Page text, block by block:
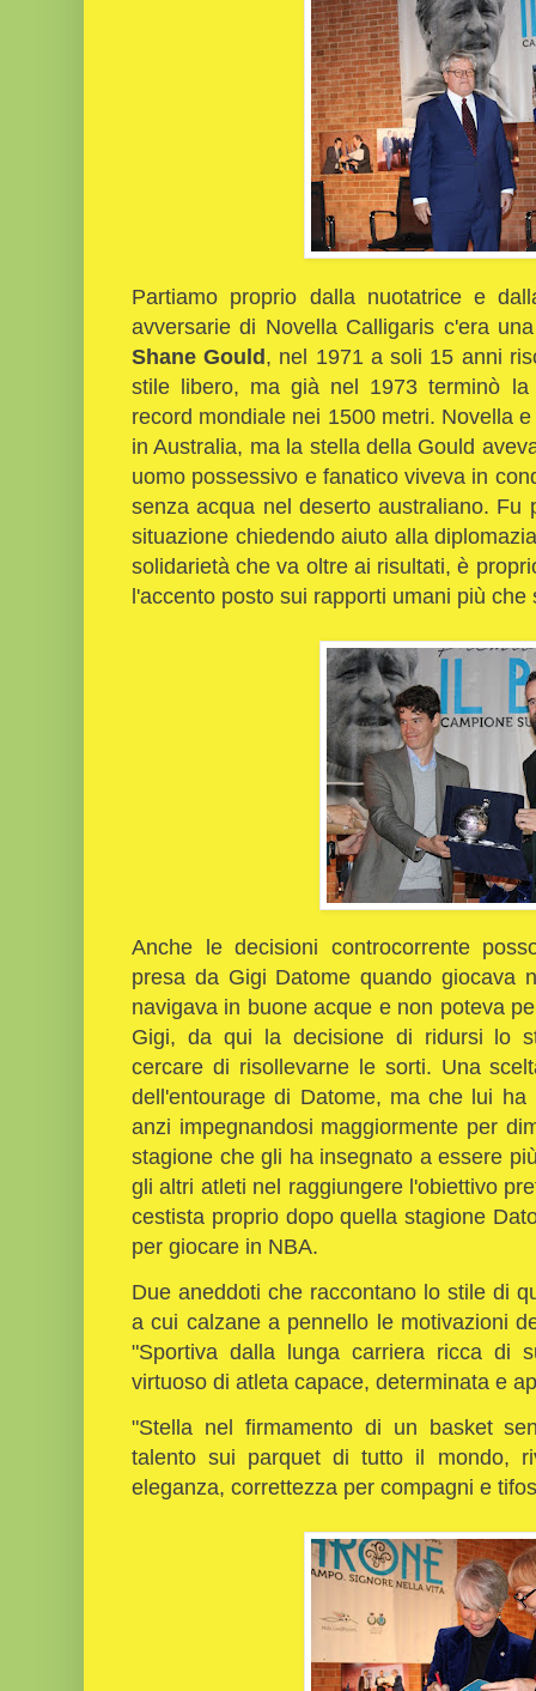
Partiamo proprio dalla nuotatrice e
avversarie di Novella Calligaris c'era
Shane Gould, nel 1971 a soli 15 anni
stile libero, ma già nel 1973 terminò
record mondiale nei 1500 metri. Novella
in Australia, ma la stella della Gould
uomo possessivo e fanatico viveva in
senza acqua nel deserto australiano. Fu
situazione chiedendo aiuto alla
solidarietà che va oltre ai risultati, è
l'accento posto sui rapporti umani più che
Anche le decisioni controcorrente
presa da Gigi Datome quando giocava
navigava in buone acque e non poteva
Gigi, da qui la decisione di ridursi lo
cercare di risollevarne le sorti. Una
dell'entourage di Datome, ma che lui
anzi impegnandosi maggiormente per
stagione che gli ha insegnato a essere
gli altri atleti nel raggiungere l'obiettivo
cestista proprio dopo quella stagione
per giocare in NBA.
Due aneddoti che raccontano lo stile di
a cui calzane a pennello le motivazioni
"Sportiva dalla lunga carriera ricca di
virtuoso di atleta capace, determinata e
"Stella nel firmamento di un basket
talento sui parquet di tutto il mondo,
eleganza, correttezza per compagni e